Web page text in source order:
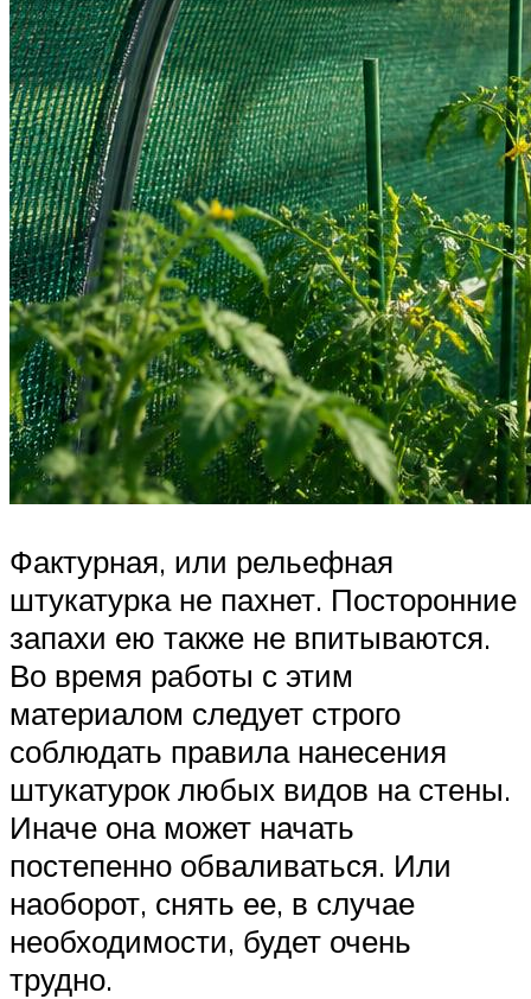
Фактурная, или рельефная
штукатурка не пахнет. Посторонние
запахи ею также не впитываются.
Во время работы с этим
материалом следует строго
соблюдать правила нанесения
штукатурок любых видов на стены.
Иначе она может начать
постепенно обваливаться. Или
наоборот, снять ее, в случае
необходимости, будет очень
трудно.